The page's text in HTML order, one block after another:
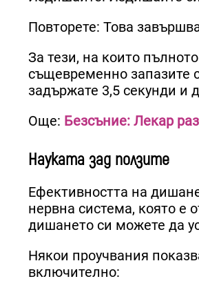
Повторете: Това
За тези, на които
същевременно запазите
задържате 3,5 секунди и
Още: Безсъние: Лекар
Науката зад ползите
Ефективността на
нервна система, която е
дишането си можете да
Някои проучвания
включително: